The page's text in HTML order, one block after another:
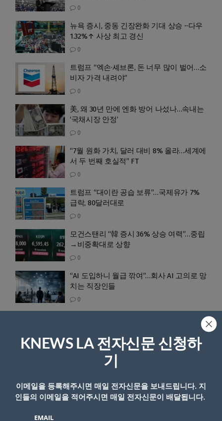
0
뉴욕 증시, 중동 긴장완화 기대 상승 ···다우
1.32%↑ 사상 최고 경신
0
트럼프 “엑손·셰브론, 돈 너무 많이 벌어…소
비자 가격 내려야”
0
美, 왜 30년 만에 엔화 방어 나섰나…속내는
‘국채시장 안정’
0
“7월 원화 가치, 달러 대비 8% 올라…세계에
서 두 번째 호실적” FT
0
트럼프 “대이란 공습 보류”…국제유가 7%
급락, 80달러대로
0
모건스탠리 “韓 증시 36% 상승 여력”…중립
→비중확대로 상향
0
“AI 도입하니 월급 깎여”…회사 AI 고의로 망
치는 직장인들
0
펩시 향으로 샤워한다 … ‘콜라 바디워시’까
1 2 … 329
KNEWS LA 전자신문 신청하
기
이메일을 등록해주시면 매일 전자신문을 보내드립니다. 지
인들의 이메일을 적어주시면 매일 전자신문이 배달됩니다.
EMAIL